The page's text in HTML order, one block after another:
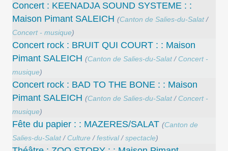
Concert : KEENADJA SOUND SYSTEME : :
Maison Pimant SALEICH (Canton de Salies-du-Salat/
Concert - musique)
Concert rock : BRUIT QUI COURT : : Maison
Pimant SALEICH (Canton de Salies-du-Salat/ Concert -
musique)
Concert rock : BAD TO THE BONE : : Maison
Pimant SALEICH (Canton de Salies-du-Salat/ Concert -
musique)
Fête du papier : : MAZERES/SALAT (Canton de
Salies-du-Salat/ Culture/festival/spectacle)